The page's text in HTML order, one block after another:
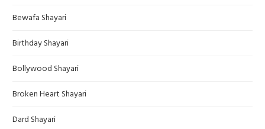
Bewafa Shayari
Birthday Shayari
Bollywood Shayari
Broken Heart Shayari
Dard Shayari